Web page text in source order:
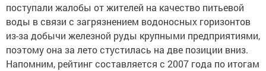
поступали жалобы от жителей на качество питьевой
воды в связи с загрязнением водоносных горизонтов
из-за добычи железной руды крупными предприятиями,
поэтому она за лето стустилась на две позиции вниз.
Напомним, рейтинг составляется с 2007 года по итогам